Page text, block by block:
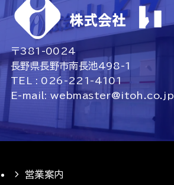
〒381-0024
長野県長野市南長池498-1
TEL : 026-221-4101
E-mail: webmaster@itoh.co.jp
営業案内